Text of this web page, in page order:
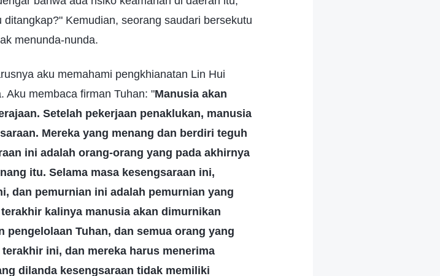
Kemudian, seorang saudari bersekutu
menunda-nunda.
aku memahami pengkhianatan Lin Hui
Aku membaca firman Tuhan: "Manusia akan
Setelah pekerjaan penaklukan, manusia
Mereka yang menang dan berdiri teguh
ini adalah orang-orang yang pada akhirnya
itu. Selama masa kesengsaraan ini,
dan pemurnian ini adalah pemurnian yang
kalinya manusia akan dimurnikan
Tuhan, dan semua orang yang
ini, dan mereka harus menerima
dilanda kesengsaraan tidak memiliki